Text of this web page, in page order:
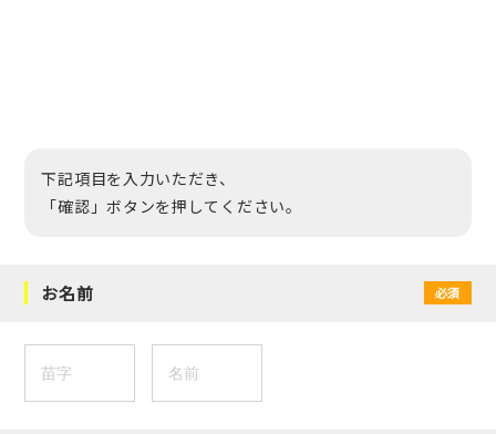
下記項目を入力いただき、
「確認」ボタンを押してください。
お名前 必須